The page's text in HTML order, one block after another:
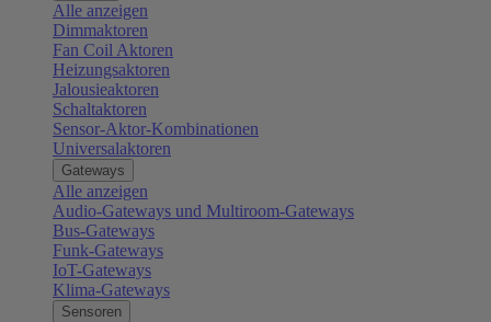
Alle anzeigen
Dimmaktoren
Fan Coil Aktoren
Heizungsaktoren
Jalousieaktoren
Schaltaktoren
Sensor-Aktor-Kombinationen
Universalaktoren
Gateways
Alle anzeigen
Audio-Gateways und Multiroom-Gateways
Bus-Gateways
Funk-Gateways
IoT-Gateways
Klima-Gateways
Sensoren